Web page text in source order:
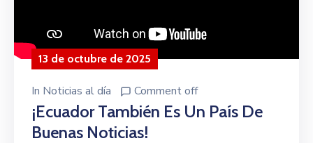
13 de octubre de 2025
In Noticias al día Comment off
¡Ecuador También Es Un País De
Buenas Noticias!